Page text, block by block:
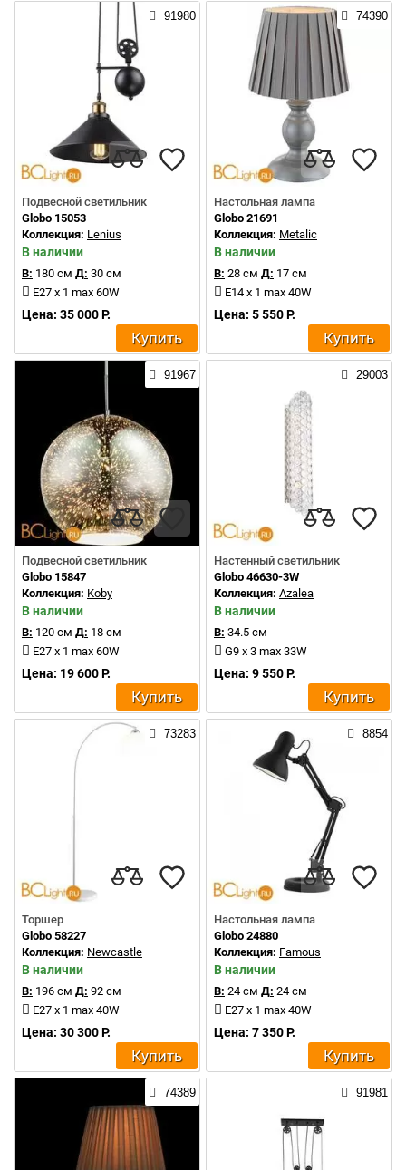
91980
Подвесной светильник
Globo 15053
Коллекция: Lenius
В наличии
В: 180 см Д: 30 см
E27 x 1 max 60W
Цена: 35 000 Р.
Купить
74390
Настольная лампа
Globo 21691
Коллекция: Metalic
В наличии
В: 28 см Д: 17 см
E14 x 1 max 40W
Цена: 5 550 Р.
Купить
91967
Подвесной светильник
Globo 15847
Коллекция: Koby
В наличии
В: 120 см Д: 18 см
E27 x 1 max 60W
Цена: 19 600 Р.
Купить
29003
Настенный светильник
Globo 46630-3W
Коллекция: Azalea
В наличии
В: 34.5 см
G9 x 3 max 33W
Цена: 9 550 Р.
Купить
73283
Торшер
Globo 58227
Коллекция: Newcastle
В наличии
В: 196 см Д: 92 см
E27 x 1 max 40W
Цена: 30 300 Р.
Купить
8854
Настольная лампа
Globo 24880
Коллекция: Famous
В наличии
В: 24 см Д: 24 см
E27 x 1 max 40W
Цена: 7 350 Р.
Купить
74389 91981